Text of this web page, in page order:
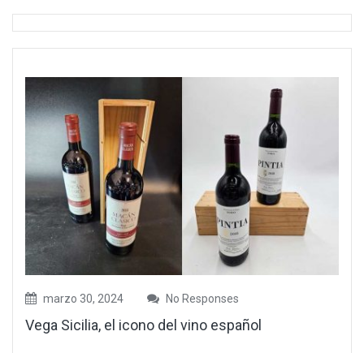
marzo 30, 2024 No Responses
Vega Sicilia, el icono del vino español